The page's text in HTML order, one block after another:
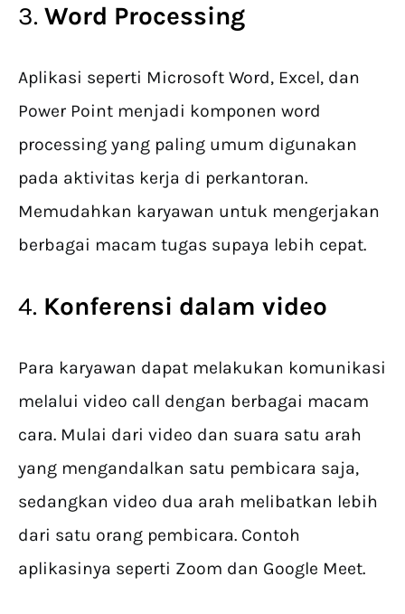
3. Word Processing
Aplikasi seperti Microsoft Word, Excel, dan
Power Point menjadi komponen word
processing yang paling umum digunakan
pada aktivitas kerja di perkantoran.
Memudahkan karyawan untuk mengerjakan
berbagai macam tugas supaya lebih cepat.
4. Konferensi dalam video
Para karyawan dapat melakukan komunikasi
melalui video call dengan berbagai macam
cara. Mulai dari video dan suara satu arah
yang mengandalkan satu pembicara saja,
sedangkan video dua arah melibatkan lebih
dari satu orang pembicara. Contoh
aplikasinya seperti Zoom dan Google Meet.